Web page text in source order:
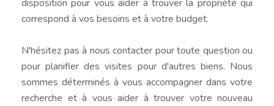
disposition pour vous aider à trouver la propriété qui
correspond à vos besoins et à votre budget.
N'hésitez pas à nous contacter pour toute question ou
pour planifier des visites pour d'autres biens. Nous
sommes déterminés à vous accompagner dans votre
recherche et à vous aider à trouver votre nouveau